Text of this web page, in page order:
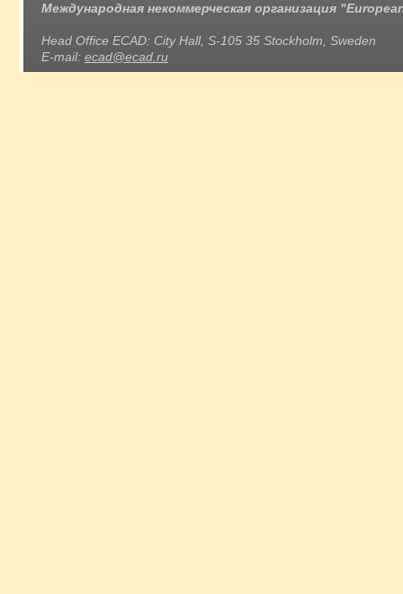
Международная некоммерческая организация
Head Office ECAD: City Hall, S-105 35 Stockholm, Sweden
E-mail: ecad@ecad.ru